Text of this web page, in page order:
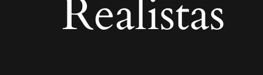
Realistas